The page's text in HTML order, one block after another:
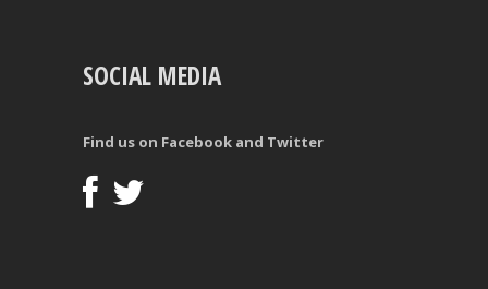
SOCIAL MEDIA
Find us on Facebook and Twitter